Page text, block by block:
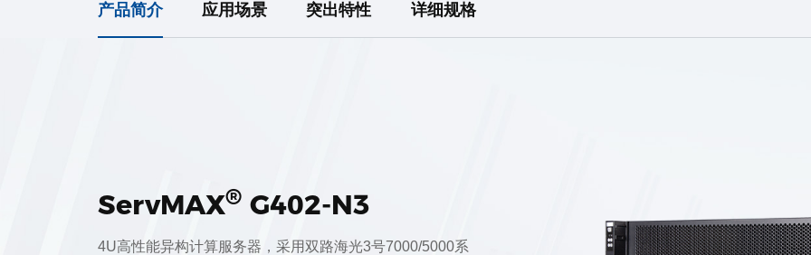
产品简介 应用场景 突出特性 详细规格
ServMAX® G402-N3
4U高性能异构计算服务器，采用双路海光3号7000/5000系